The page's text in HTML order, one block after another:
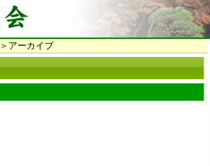
＞アーカイブ